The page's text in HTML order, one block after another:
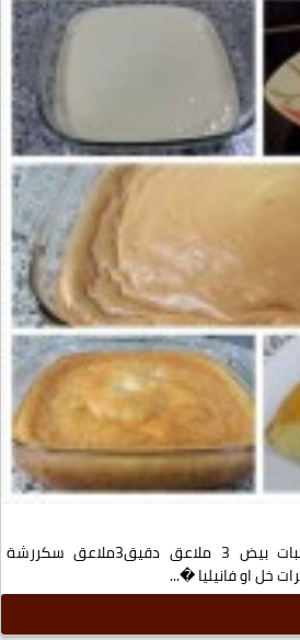
الرواني بالطريقه التقليديه 6 حبات بيض 3 ملاعق دقيق3ملاعق سكررشة
خل او فانيليا �...